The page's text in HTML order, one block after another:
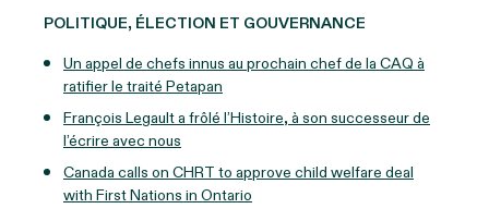
POLITIQUE, ÉLECTION ET GOUVERNANCE
Un appel de chefs innus au prochain chef de la CAQ à
ratifier le traité Petapan
François Legault a frôlé l’Histoire, à son successeur de
l’écrire avec nous
Canada calls on CHRT to approve child welfare deal
with First Nations in Ontario